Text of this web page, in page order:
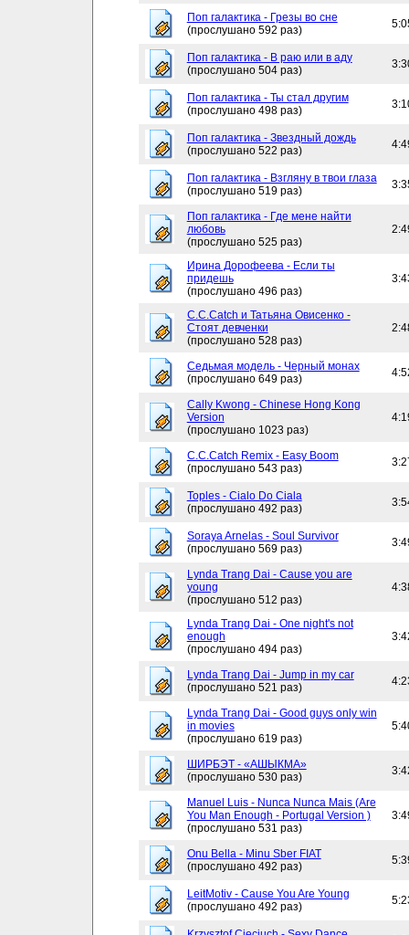
Поп галактика - Грезы во сне
(прослушано 592 раз)
Поп галактика - В раю или в аду
(прослушано 504 раз)
Поп галактика - Ты стал другим
(прослушано 498 раз)
Поп галактика - Звездный дождь
(прослушано 522 раз)
Поп галактика - Взгляну в твои глаза
(прослушано 519 раз)
Поп галактика - Где мене найти
любовь
(прослушано 525 раз)
Ирина Дорофеева - Если ты
придешь
(прослушано 496 раз)
C.C.Catch и Татьяна Овисенко -
Стоят девченки
(прослушано 528 раз)
Седьмая модель - Черный монах
(прослушано 649 раз)
Cally Kwong - Chinese Hong Kong
Version
(прослушано 1023 раз)
C.C.Catch Remix - Easy Boom
(прослушано 543 раз)
Toples - Cialo Do Ciala
(прослушано 492 раз)
Soraya Arnelas - Soul Survivor
(прослушано 569 раз)
Lynda Trang Dai - Cause you are
young
(прослушано 512 раз)
Lynda Trang Dai - One night's not
enough
(прослушано 494 раз)
Lynda Trang Dai - Jump in my car
(прослушано 521 раз)
Lynda Trang Dai - Good guys only win
in movies
(прослушано 619 раз)
ШИРБЭТ - «АШЫКМА»
(прослушано 530 раз)
Manuel Luis - Nunca Nunca Mais (Are
You Man Enough - Portugal Version )
(прослушано 531 раз)
Onu Bella - Minu Sber FIAT
(прослушано 492 раз)
LeitMotiv - Cause You Are Young
(прослушано 492 раз)